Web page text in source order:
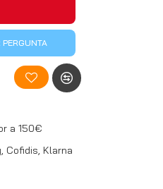
a 150€
Cofidis, Klarna
PERGUNTA